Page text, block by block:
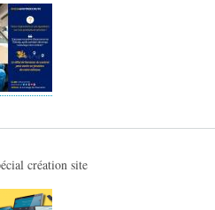
création site